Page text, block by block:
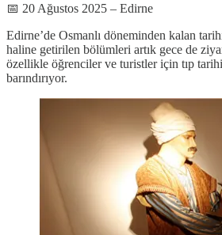
📅 20 Ağustos 2025 – Edirne
Edirne’de Osmanlı döneminden kalan
haline getirilen bölümleri artık gece de
özellikle öğrenciler ve turistler için tıp
barındırıyor.